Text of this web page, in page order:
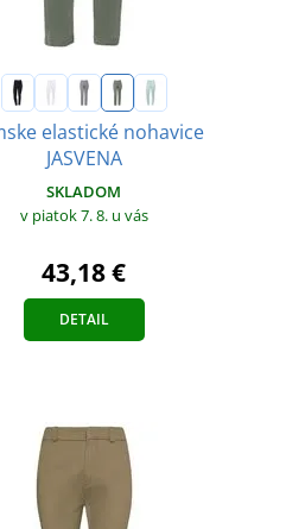
elastické nohavice
JASVENA
SKLADOM
v piatok 7. 8. u vás
43,18 €
DETAIL